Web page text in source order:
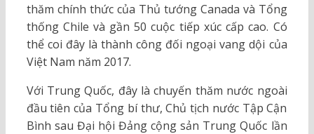
thăm chính thức của Thủ tướng Canada và Tổng
thống Chile và gần 50 cuộc tiếp xúc cấp cao. Có
thể coi đây là thành công đối ngoại vang dội của
Việt Nam năm 2017.
Với Trung Quốc, đây là chuyến thăm nước ngoài
đầu tiên của Tổng bí thư, Chủ tịch nước Tập Cận
Bình sau Đại hội Đảng cộng sản Trung Quốc lần